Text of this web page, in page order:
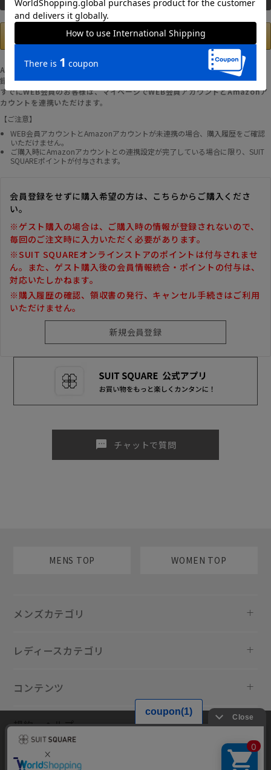
Amazonアカウントの登録情報を使用して、お支払いおよび新規WEB会員登
録が可能です。
すでにWEB会員のお客様は、マイページでWEB会員アカウントとAmazonア
カウントを連携いただけます。
【ご注意】
WEB会員アカウントとAmazonアカウントが未連携の場合、購入履歴をご確認
いただけません。
ご購入時にAmazonアカウントとの連携設定が完了している場合に限り、SUIT
SQUAREポイントが付与されます。
会員登録をせずに購入希望の方は、こちらからご購入くださ
い。
※ゲスト購入の場合は、ご購入時の情報が登録されないので、
毎回のご注文時に入力いただく必要があります。
※SUIT SQUAREオンラインストアのポイントは付与されませ
ん。また、ゲスト購入後の会員情報統合・ポイントの付与は、
対応いたしかねます。
※購入履歴の確認、領収書の発行、キャンセル手続きはご利用
いただけません。
sms チャットで質問
MENS TOP WOMEN TOP
メンズカテゴリ
レディースカテゴリ
コンテンツ
規約・ヘルプ
当サイトでは利用体験の向上およびコンテンツの最適な提供、トラフィ
ックの分析を目的としてCookieを使用しています。サイトの閲覧を継続